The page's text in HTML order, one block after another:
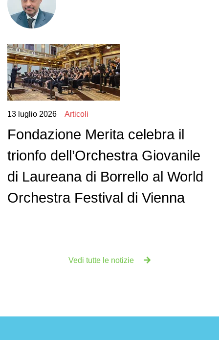
13 luglio 2026 Articoli
Fondazione Merita celebra il
trionfo dell’Orchestra Giovanile
di Laureana di Borrello al World
Orchestra Festival di Vienna
Vedi tutte le notizie